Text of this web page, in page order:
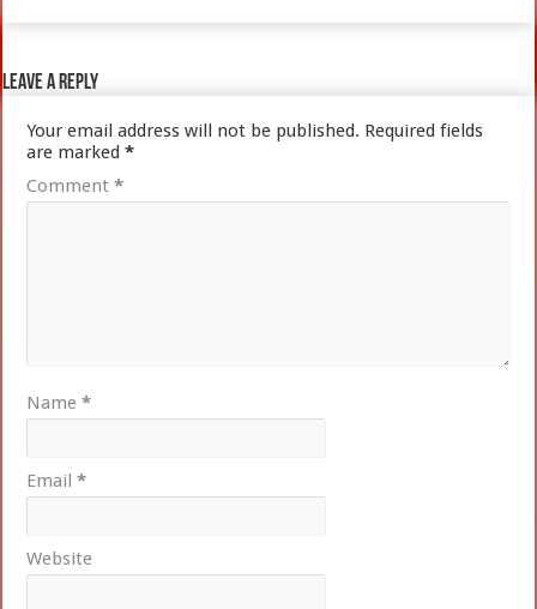
Leave a Reply
Your email address will not be published. Required fields
are marked*
Comment*
Name*
Email*
Website